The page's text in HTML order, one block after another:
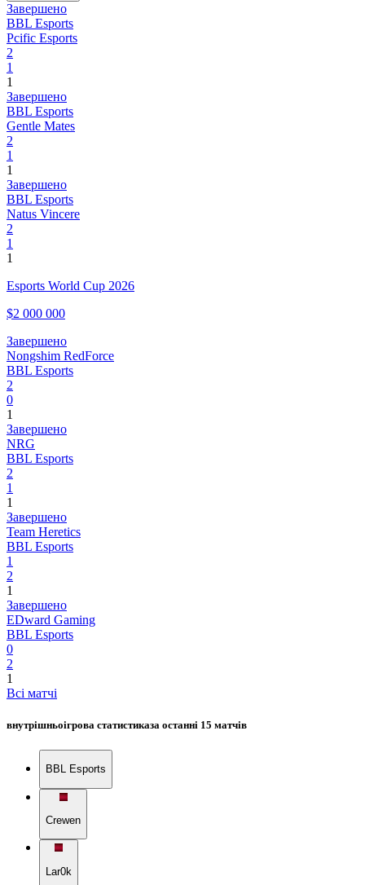
Завершено
BBL Esports
Pcific Esports
2
1
1
Завершено
BBL Esports
Gentle Mates
2
1
1
Завершено
BBL Esports
Natus Vincere
2
1
1
Esports World Cup 2026
$2 000 000
Завершено
Nongshim RedForce
BBL Esports
2
0
1
Завершено
NRG
BBL Esports
2
1
1
Завершено
Team Heretics
BBL Esports
1
2
1
Завершено
EDward Gaming
BBL Esports
0
2
1
Всі матчі
внутрішньоігрова статистиказа останні 15 матчів
BBL Esports
Crewen
Lar0k